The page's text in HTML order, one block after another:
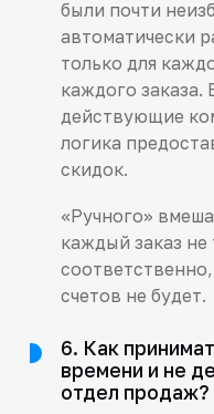
были почти
автоматически
только для
каждого заказа.
действующие
логика
скидок.
«Ручного»
каждый заказ не
счетов не будет.
6. Как
времени и не
отдел продаж?